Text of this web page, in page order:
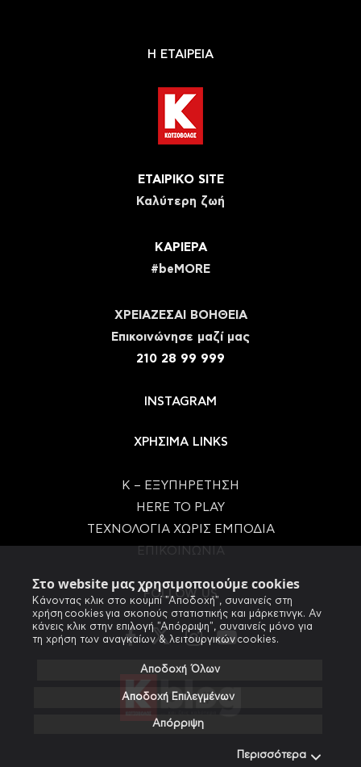
Στο website μας χρησιμοποιούμε cookies
Κάνοντας κλικ στο κουμπί "Αποδοχή", συναινείς στη
χρήση cookies για σκοπούς στατιστικής και μάρκετινγκ. Αν
κάνεις κλικ στην επιλογή "Απόρριψη", συναινείς μόνο για
τη χρήση των αναγκαίων & λειτουργικών cookies.
Αποδοχή Όλων
Αποδοχή Επιλεγμένων
Απόρριψη
Περισσότερα
Η ΕΤΑΙΡΕΙΑ
ΕΤΑΙΡΙΚΟ SITE
Καλύτερη ζωή
ΚΑΡΙΕΡΑ
#beMORE
ΧΡΕΙΑΖΕΣΑΙ ΒΟΗΘΕΙΑ
Eπικοινώνησε μαζί μας
210 28 99 999
INSTAGRAM
ΧΡΗΣΙΜΑ LINKS
Κ – ΕΞΥΠΗΡΕΤΗΣΗ
HERE TO PLAY
ΤΕΧΝΟΛΟΓΙΑ ΧΩΡΙΣ ΕΜΠΟΔΙΑ
FOLLOW US